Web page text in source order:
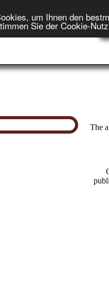
um Ihnen den
Sie der Cookie-
The